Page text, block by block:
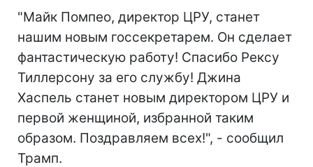
"Майк Помпео, директор ЦРУ, станет
нашим новым госсекретарем. Он сделает
фантастическую работу! Спасибо Рексу
Тиллерсону за его службу! Джина
Хаспель станет новым директором ЦРУ и
первой женщиной, избранной таким
образом. Поздравляем всех!", - сообщил
Трамп.